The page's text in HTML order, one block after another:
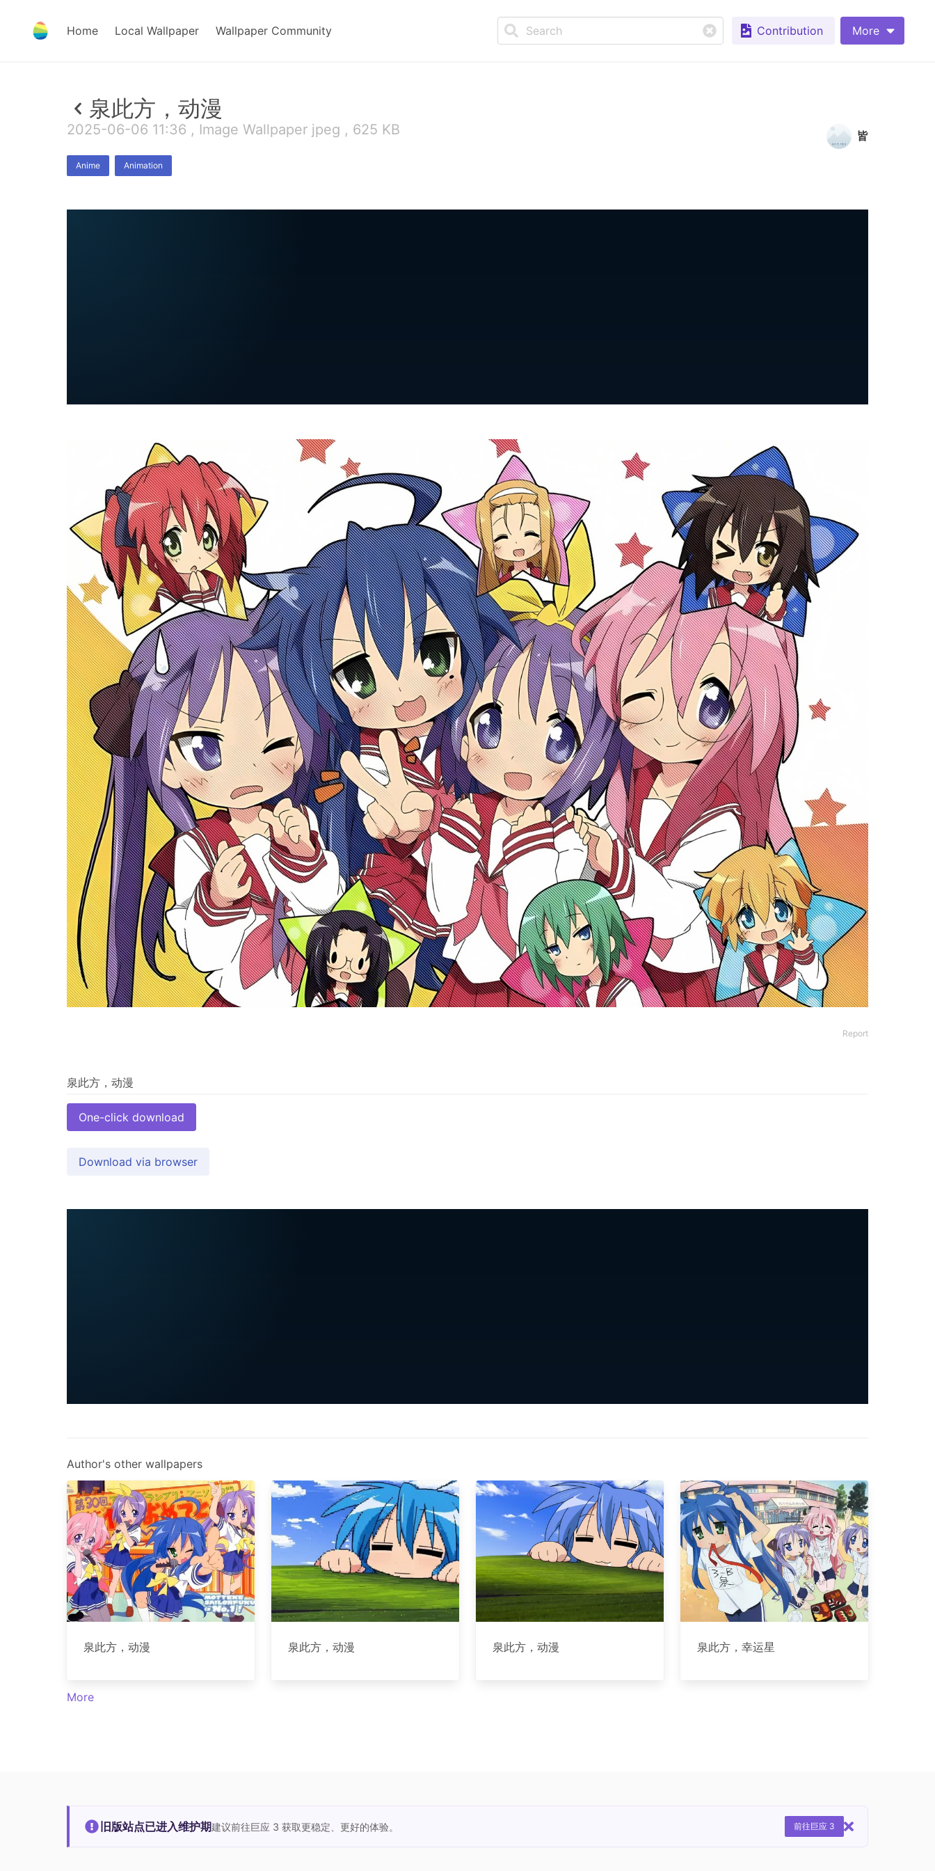
Home Local Wallpaper Wallpaper Community Contribution More
泉此方，动漫
2025-06-06 11:36 , Image Wallpaper jpeg , 625 KB
Anime Animation
皆
Report
One-click download
Download via browser
Author's other wallpapers
泉此方，动漫 泉此方，动漫 泉此方，动漫 泉此方，幸运星
More
旧版站点已进入维护期建议前往巨应 3 获取更稳定、更好的体验。 前往巨应 3